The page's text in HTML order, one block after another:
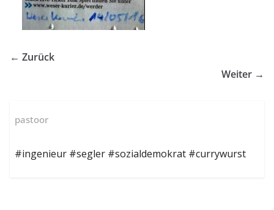
← Zurück
Weiter →
pastoor
#ingenieur #segler #sozialdemokrat #currywurst